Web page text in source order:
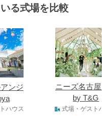
る式場を比較
ンジ
ニーズ名古屋
by T&G
ハウス 式場・ゲストハ